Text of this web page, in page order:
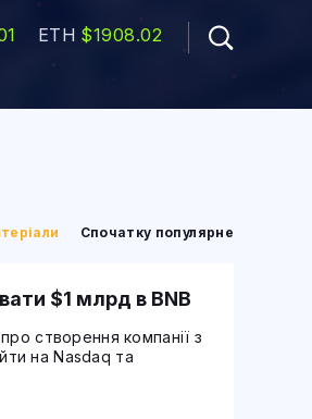
ETH $1908.02
Спочатку популярне
$1 млрд в BNB
створення компанії з
на Nasdaq та